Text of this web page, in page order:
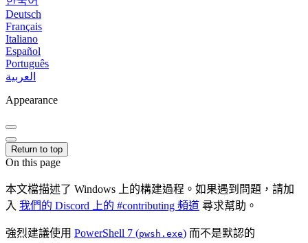
Deutsch
Français
Italiano
Español
Português
العربية
Appearance
Return to top
On this page
本文檔描述了 Windows 上的構建過程。如果遇到問題，請加
入 我們的 Discord 上的 #contributing 頻道 尋求幫助。
強烈建議使用 PowerShell 7 (pwsh.exe) 而不是默認的